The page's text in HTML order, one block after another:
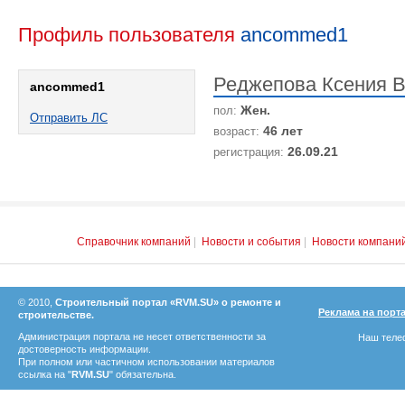
Профиль пользователя ancommed1
ancommed1
Отправить ЛС
Реджепова Ксения
пол: Жен.
возраст: 46 лет
регистрация: 26.09.21
Справочник компаний Новости и события Новости
© 2010, Строительный портал «RVM.SU» о ремонте и
строительстве.
Администрация портала не несет ответственности за
достоверность информации.
При полном или частичном использовании материалов
ссылка на "RVM.SU" обязательна.
Реклама на
Наш